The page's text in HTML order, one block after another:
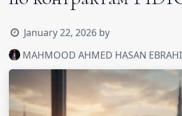
January 22, 2026 by
MAHMOOD AHMED HASAN